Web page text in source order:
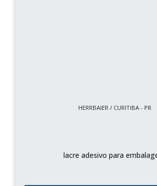
HERRBAIER / CURITIBA - PR
lacre adesivo para